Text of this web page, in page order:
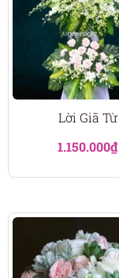
Lời Giã Từ
1.150.000₫